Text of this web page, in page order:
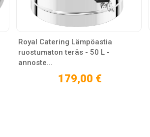
Royal Catering Lämpöastia
ruostumaton teräs - 50 L -
annoste...
179,00 €